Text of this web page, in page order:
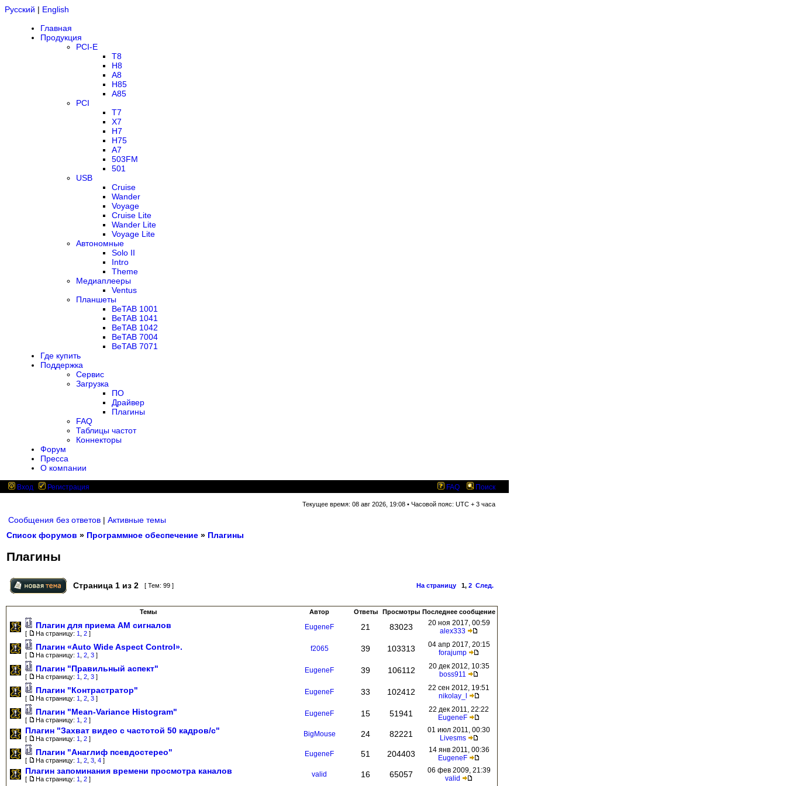
Русский | English
Главная
Продукция
PCI-E
T8
H8
A8
H85
A85
PCI
T7
X7
H7
H75
A7
503FM
501
USB
Cruise
Wander
Voyage
Cruise Lite
Wander Lite
Voyage Lite
Автономные
Solo II
Intro
Theme
Медиаплееры
Ventus
Планшеты
BeTAB 1001
BeTAB 1041
BeTAB 1042
BeTAB 7004
BeTAB 7071
Где купить
Поддержка
Сервис
Загрузка
ПО
Драйвер
Плагины
FAQ
Таблицы частот
Коннекторы
Форум
Пресса
О компании
Вход Регистрация FAQ Поиск
Текущее время: 08 авг 2026, 19:08 • Часовой пояс: UTC + 3 часа
Сообщения без ответов | Активные темы
Список форумов » Программное обеспечение » Плагины
Плагины
Страница 1 из 2 [ Тем: 99 ] На страницу 1, 2 След.
Темы Автор Ответы Просмотры Последнее сообщение
Плагин для приема АМ сигналов
[ На страницу: 1 2 ]
EugeneF 21 83023
20 ноя 2017, 00:59
alex333
Плагин «Auto Wide Aspect Control».
[ На страницу: 1 2 3 ]
f2065 39 103313
04 апр 2017, 20:15
forajump
Плагин "Правильный аспект"
[ На страницу: 1 2 3 ]
EugeneF 39 106112
20 дек 2012, 10:35
boss911
Плагин "Контрастратор"
[ На страницу: 1 2 3 ]
EugeneF 33 102412
22 сен 2012, 19:51
nikolay_l
Плагин "Mean-Variance Histogram"
[ На страницу: 1 2 ]
EugeneF 15 51941
22 дек 2011, 22:22
EugeneF
Плагин "Захват видео с частотой 50 кадров/с"
[ На страницу: 1 2 ]
BigMouse 24 82221
01 июл 2011, 00:30
Livesms
Плагин "Анаглиф псевдостерео"
[ На страницу: 1 2 3 4 ]
EugeneF 51 204403
14 янв 2011, 00:36
EugeneF
Плагин запоминания времени просмотра каналов
[ На страницу: 1 2 ]
valid 16 65057
06 фев 2009, 21:39
valid